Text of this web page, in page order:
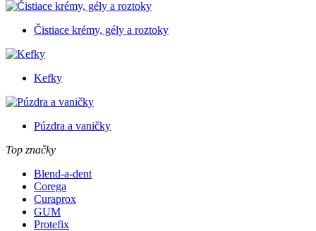
Čistiace krémy, gély a roztoky
Kefky
Púzdra a vaničky
Top značky
Blend-a-dent
Corega
Curaprox
GUM
Protefix